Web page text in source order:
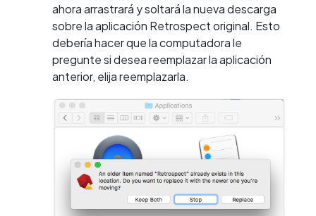
ahora arrastrará y soltará la nueva descarga
sobre la aplicación Retrospect original. Esto
debería hacer que la computadora le
pregunte si desea reemplazar la aplicación
anterior, elija reemplazarla.